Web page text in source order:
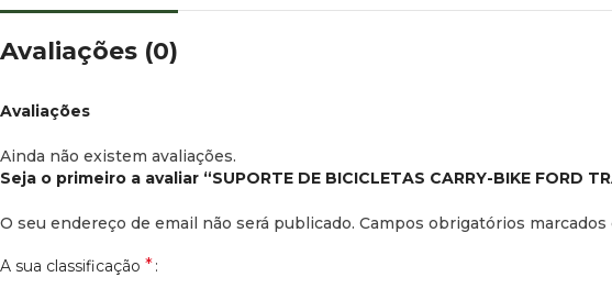
Avaliações (0)
Avaliações
Ainda não existem avaliações.
Seja o primeiro a avaliar “SUPORTE DE BICICLETAS CARRY-BIKE FORD
O seu endereço de email não será publicado. Campos obrigatórios marcados
A sua classificação *